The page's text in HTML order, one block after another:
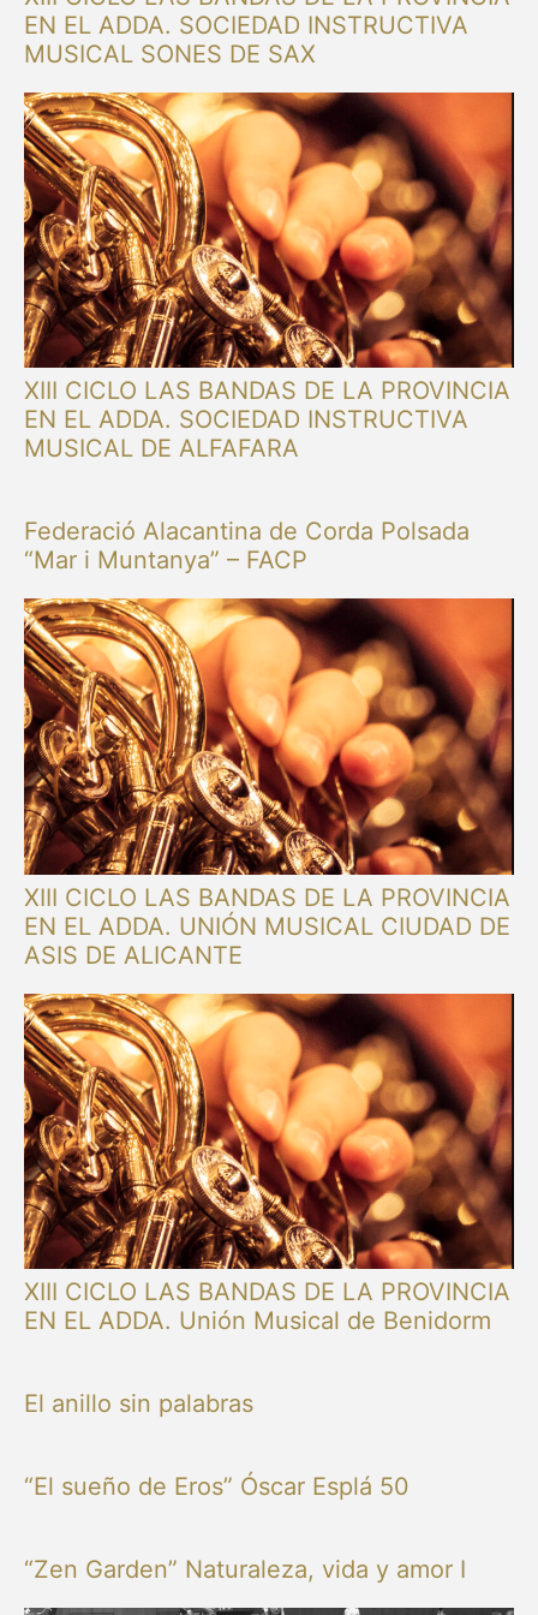
EN EL ADDA. SOCIEDAD INSTRUCTIVA
MUSICAL SONES DE SAX
XIII CICLO LAS BANDAS DE LA PROVINCIA
EN EL ADDA. SOCIEDAD INSTRUCTIVA
MUSICAL DE ALFAFARA
Federació Alacantina de Corda Polsada
“Mar i Muntanya” – FACP
XIII CICLO LAS BANDAS DE LA PROVINCIA
EN EL ADDA. UNIÓN MUSICAL CIUDAD DE
ASIS DE ALICANTE
XIII CICLO LAS BANDAS DE LA PROVINCIA
EN EL ADDA. Unión Musical de Benidorm
El anillo sin palabras
“El sueño de Eros” Óscar Esplá 50
“Zen Garden” Naturaleza, vida y amor I